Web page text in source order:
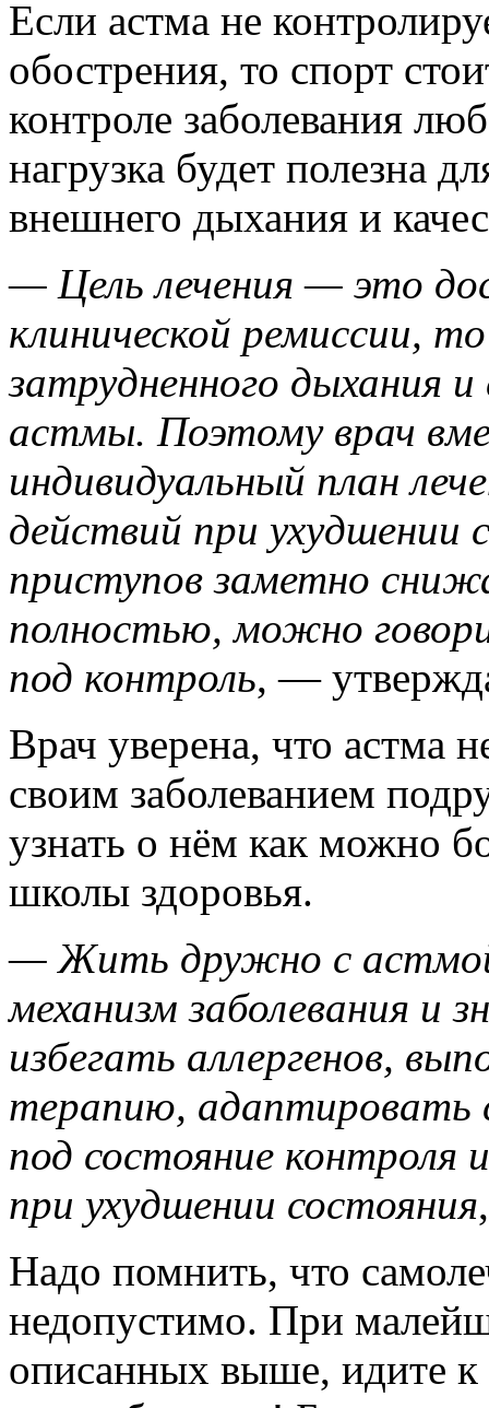
Если астма не
обострения, то спорт
контроле заболевания
нагрузка будет полезна
внешнего дыхания и
— Цель лечения — это
клинической ремиссии,
затрудненного дыхания
астмы. Поэтому врач
индивидуальный план
действий при ухудшении
приступов заметно
полностью, можно
под контроль, —
Врач уверена, что астма
своим заболеванием
узнать о нём как можно
школы здоровья.
— Жить дружно с
механизм заболевания и
избегать аллергенов,
терапию,
под состояние контроля
при ухудшении состояния
Надо помнить, что
недопустимо. При
описанных выше, идите к